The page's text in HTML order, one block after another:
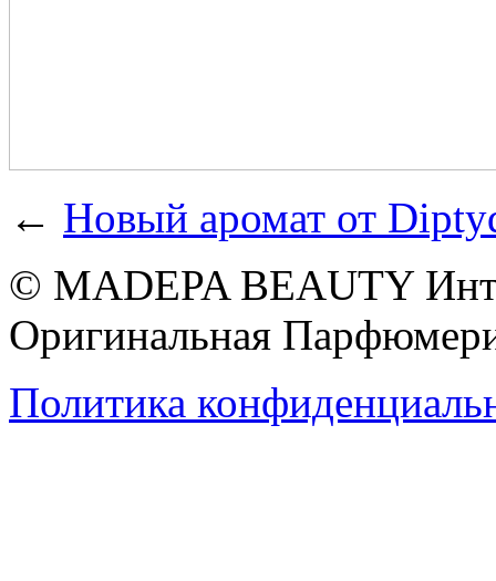
← Новый аромат от
© MADEPA BEAUTY
Оригинальная
Политика